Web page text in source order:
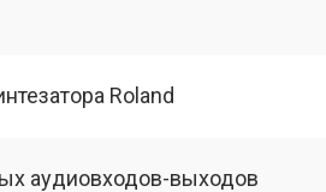
Roland
аудиовходов-выходов